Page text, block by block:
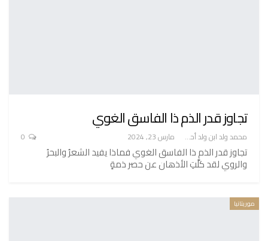
تجاوز قدر الذم ذا الفاسق الغوي
محمد ولد ابن ولد أحميدا مارس 23, 2024
تجاوز قدر الذم ذا الفاسق الغوي فماذا يفيد الشعرُ والبحرُ
والروي لقد كلَّتِ الأذهان عن حصر ذمةٍ
موريتانيا